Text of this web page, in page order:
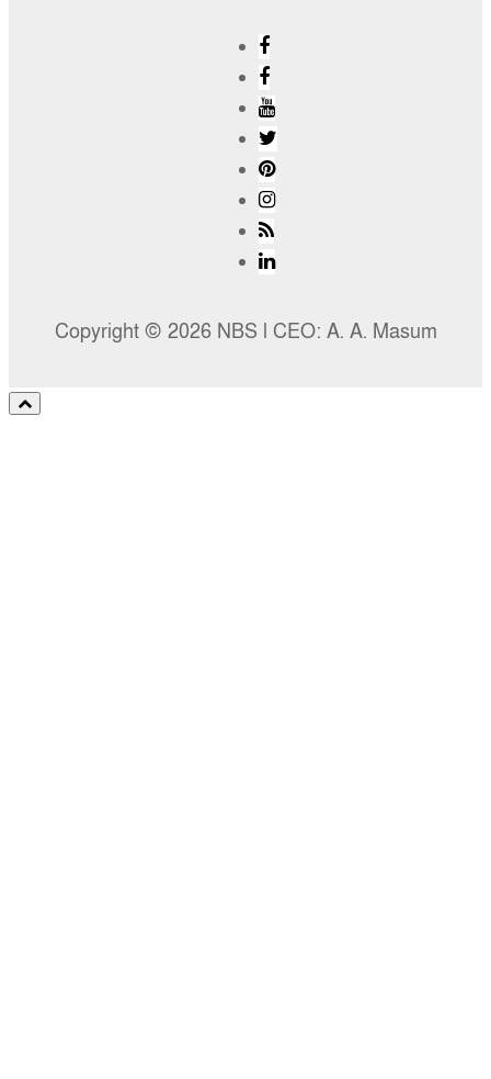
Copyright © 2026 NBS l CEO: A. A. Masum